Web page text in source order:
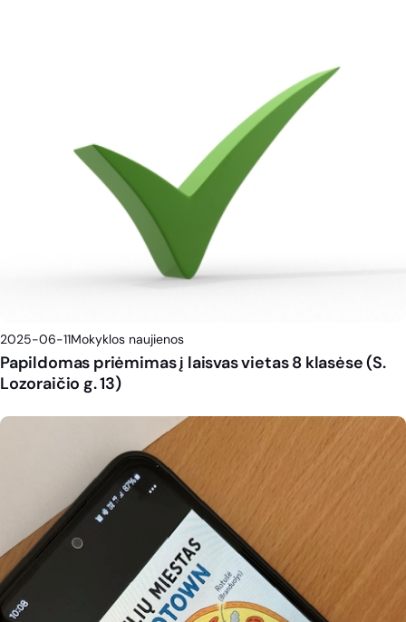
2025-06-11Mokyklos naujienos
Papildomas priėmimas į laisvas vietas 8 klasėse (S.
Lozoraičio g. 13)